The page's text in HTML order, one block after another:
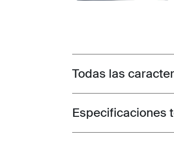
Toggle
Todas las
Toggle
Especificaciones